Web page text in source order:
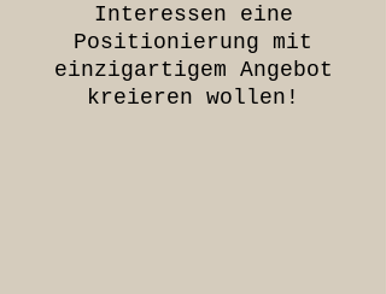
Interessen eine
Positionierung mit
einzigartigem Angebot
kreieren wollen!